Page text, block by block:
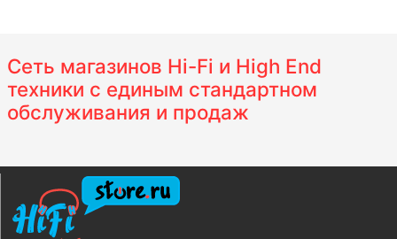
Сеть магазинов Hi-Fi и High End
техники с единым стандартном
обслуживания и продаж